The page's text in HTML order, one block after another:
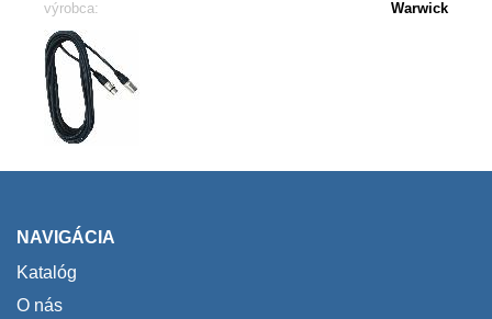
výrobca:
Warwick
NAVIGÁCIA
Katalóg
O nás